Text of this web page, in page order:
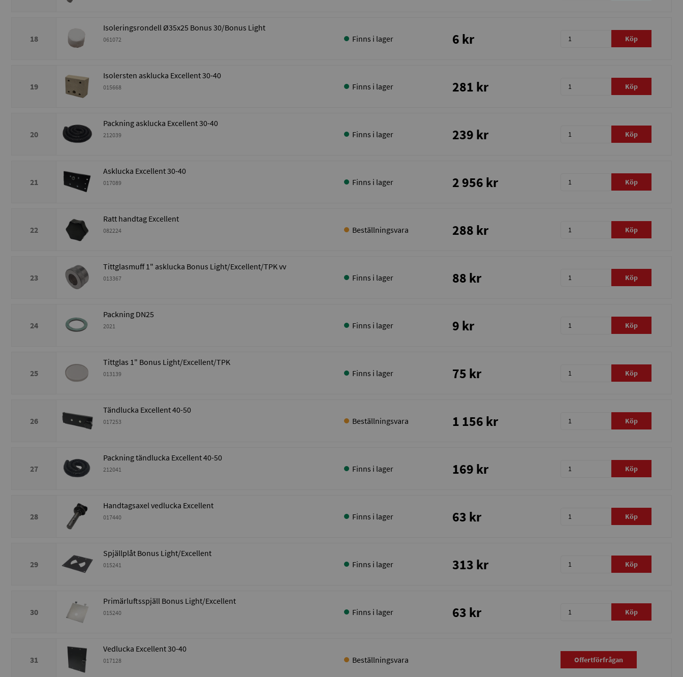
18
Isoleringsrondell Ø35x25 Bonus 30/Bonus Light
061072 Finns i lager 6 kr Köp
19
Isolersten asklucka Excellent 30-40
015668 Finns i lager 281 kr Köp
20
Packning asklucka Excellent 30-40
212039 Finns i lager 239 kr Köp
21
Asklucka Excellent 30-40
017089 Finns i lager 2 956 kr Köp
22
Ratt handtag Excellent
082224 Beställningsvara 288 kr Köp
23
Tittglasmuff 1" asklucka Bonus Light/Excellent/TPK vv
013367 Finns i lager 88 kr Köp
24
Packning DN25
2021 Finns i lager 9 kr Köp
25
Tittglas 1" Bonus Light/Excellent/TPK
013139 Finns i lager 75 kr Köp
26
Tändlucka Excellent 40-50
017253 Beställningsvara 1 156 kr Köp
27
Packning tändlucka Excellent 40-50
212041 Finns i lager 169 kr Köp
28
Handtagsaxel vedlucka Excellent
017440 Finns i lager 63 kr Köp
29
Spjällplåt Bonus Light/Excellent
015241 Finns i lager 313 kr Köp
30
Primärluftsspjäll Bonus Light/Excellent
015240 Finns i lager 63 kr Köp
31
Vedlucka Excellent 30-40
017128 Beställningsvara Offertförfrågan